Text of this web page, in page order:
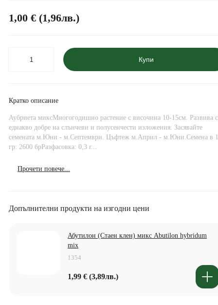
1,00 € (1,96лв.)
Купи
Кратко описание
Аубриета миксМногогодишно растение с височина 10-15см. Развива
еднакво добре на слънчеви и полусенчести изложения. Засявайте
семената м.Юни - м.Септември. Цъфтеж м.Април - м.Юни.Семена в 1
гр: 2600 брРазфасовка: 0,3 г...
Прочети повече...
Допълнителни продукти на изгодни цени
Абутилон (Стаен клен) микс Abutilon hybridum
mix
1354
1,99 € (3,89лв.)